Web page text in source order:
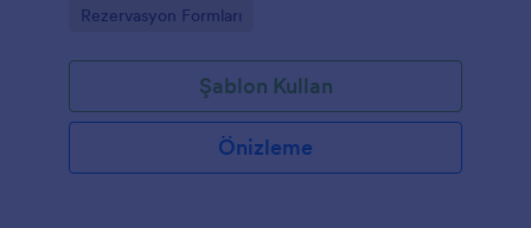
Go to Category:
Rezervasyon Formları
Şablon Kullan
Önizleme